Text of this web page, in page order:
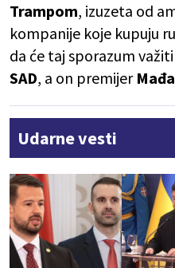
Trampom, izuzeta od
kompanije koje kupuju
da će taj sporazum
SAD, a on premijer
Udarne vesti